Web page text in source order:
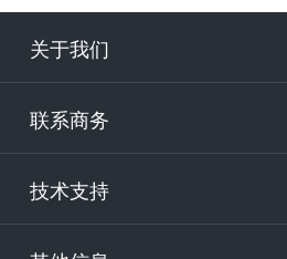
关于我们
联系商务
技术支持